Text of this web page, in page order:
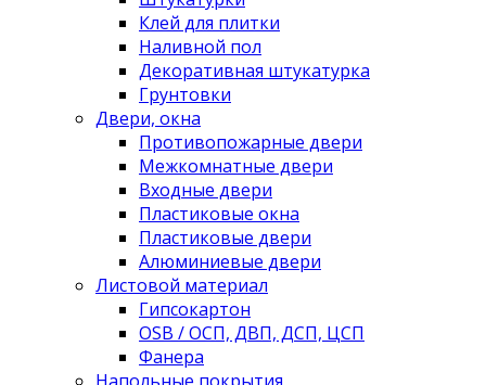
Клей для плитки
Наливной пол
Декоративная штукатурка
Грунтовки
Двери, окна
Противопожарные двери
Межкомнатные двери
Входные двери
Пластиковые окна
Пластиковые двери
Алюминиевые двери
Листовой материал
Гипсокартон
OSB / ОСП, ДВП, ДСП, ЦСП
Фанера